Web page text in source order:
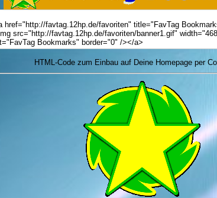
HTML-Code zum Einbau auf Deine Homepage per